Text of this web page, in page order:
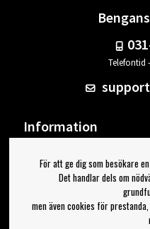
Telefontid
Information
Om Bengans
FAQ / Köp- & Leveransvillkor
Jag vill ha
För att ge dig som besökare
Det handlar dels om
men även cookies för